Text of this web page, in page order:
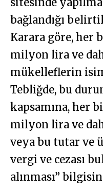
bağlandığı
Karara göre, her
milyon lira ve
mükelleflerin
Tebliğde, bu
kapsamına, her
milyon lira ve
veya bu tutar ve
vergi ve cezası
alınması”